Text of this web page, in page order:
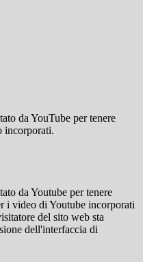
da YouTube per tenere
incorporati.
da Youtube per tenere
i video di Youtube incorporati
del sito web sta
dell'interfaccia di